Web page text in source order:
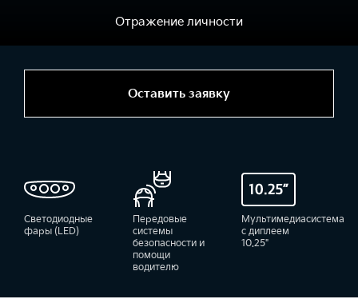
Оставить заявку
Отражение личности
Светодиодные
фары (LED)
Передовые
системы
безопасности и
помощи
водителю
Мультимедиасистема
с диплеем
10.25"